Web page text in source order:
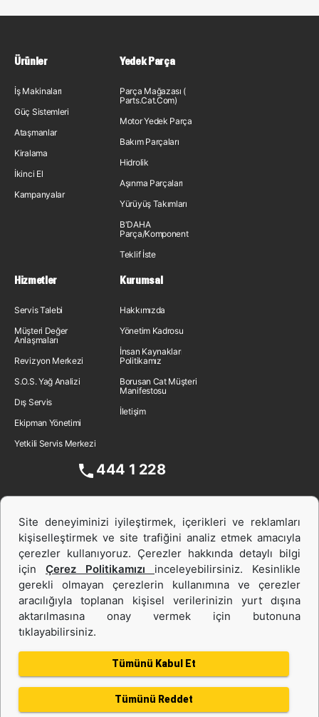
Ürünler
İş Makinaları
Güç Sistemleri
Ataşmanlar
Kiralama
İkinci El
Kampanyalar
Yedek Parça
Parça Mağazası (
Parts.Cat.Com)
Motor Yedek Parça
Bakım Parçaları
Hidrolik
Aşınma Parçaları
Yürüyüş Takımları
B'DAHA
Parça/Komponent
Teklif İste
Hizmetler
Servis Talebi
Müşteri Değer
Anlaşmaları
Revizyon Merkezi
S.O.S. Yağ Analizi
Dış Servis
Ekipman Yönetimi
Yetkili Servis Merkezi
Kurumsal
Hakkımızda
Yönetim Kadrosu
İnsan Kaynakları
Politikamız
Borusan Cat Müşteri
Manifestosu
İletişim
444 1 228
İş Makinası ve Güç Sistemleri
İkinci el ve Kiralama
Gizlilik Politikası Kullanım Şartları
Site deneyiminizi iyileştirmek, içerikleri ve reklamları
kişiselleştirmek ve site trafiğini analiz etmek amacıyla
çerezler kullanıyoruz. Çerezler hakkında detaylı bilgi
için Çerez Politikamızı inceleyebilirsiniz. Kesinlikle
gerekli olmayan çerezlerin kullanımına ve çerezler
aracılığıyla toplanan kişisel verilerinizin yurt dışına
aktarılmasına onay vermek için butonuna
tıklayabilirsiniz.
Tümünü Kabul Et
Tümünü Reddet